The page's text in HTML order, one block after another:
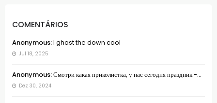
COMENTÁRIOS
Anonymous:I ghost the down cool
Jul 18, 2025
Anonymous:Смотри какая приколистка, у нас сегодня праздник -...
Dez 30, 2024